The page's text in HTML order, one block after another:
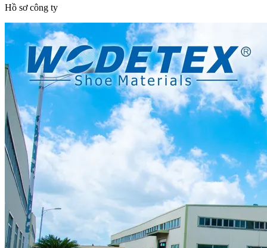
Hồ sơ công ty